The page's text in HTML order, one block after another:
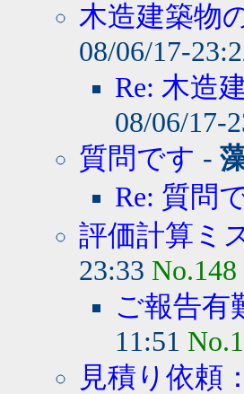
木造建築物
08/06/17-
Re: 木造
08/06/17-
質問です -
Re: 質問
評価計算ミ
23:33 No.148
ご報告有
11:51
見積り依頼